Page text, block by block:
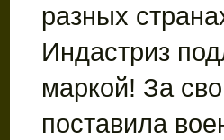
разных
Индастриз
маркой! За
поставила